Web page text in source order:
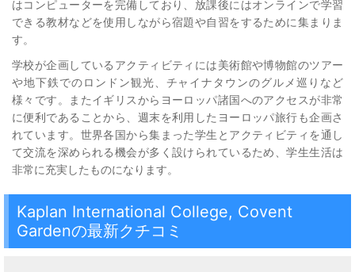
はコンピューターを完備しており、放課後にはオンラインで学習
できる教材などを使用しながら宿題や自習をするために集まりま
す。
学校が企画しているアクティビティには美術館や博物館のツアー
や地下鉄でのロンドン観光、チャイナタウンのグルメ巡りなど
様々です。またイギリスからヨーロッパ諸国へのアクセスが非常
に便利であることから、週末を利用したヨーロッパ旅行も企画さ
れています。世界各国から集まった学生とアクティビティを通し
て交流を深められる機会が多く設けられているため、学生生活は
非常に充実したものになります。
Kaplan International College, Covent
Gardenの最新クチコミ